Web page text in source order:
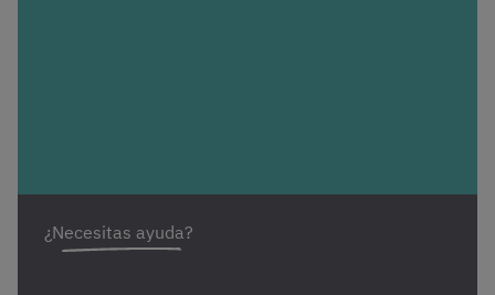
¿Necesitas ayuda?